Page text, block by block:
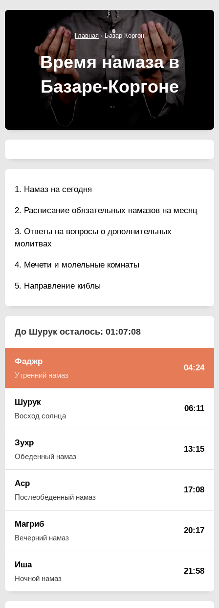
Главная ›Базар-Коргон
Время намаза в
Базаре-Коргоне
Намаз на сегодня
Расписание обязательных намазов на месяц
Ответы на вопросы о дополнительных
молитвах
Мечети и молельные комнаты
Направление киблы
До Шурук осталось: 01:07:07
Фаджр
Утренний намаз
04:24
Шурук
Восход солнца
06:11
Зухр
Обеденный намаз
13:15
Аср
Послеобеденный намаз
17:08
Магриб
Вечерний намаз
20:17
Иша
Ночной намаз
21:58